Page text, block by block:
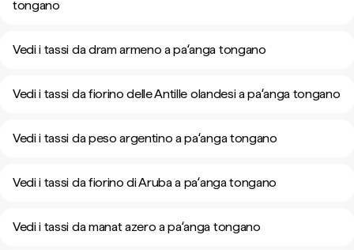
tongano
Vedi i tassi da dram armeno a paʻanga tongano
Vedi i tassi da fiorino delle Antille olandesi a paʻanga tongano
Vedi i tassi da peso argentino a paʻanga tongano
Vedi i tassi da fiorino di Aruba a paʻanga tongano
Vedi i tassi da manat azero a paʻanga tongano